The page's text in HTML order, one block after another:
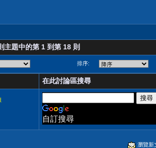
主題中的第 1 到第 18 則
排序:
在此討論區搜尋
自訂搜尋
瀏覽新